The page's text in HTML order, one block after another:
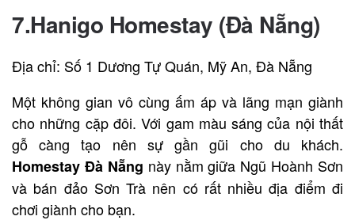
7.Hanigo Homestay (Đà Nẵng)
Địa chỉ: Số 1 Dương Tự Quán, Mỹ An, Đà Nẵng
Một không gian vô cùng ấm áp và lãng mạn giành
cho những cặp đôi. Với gam màu sáng của nội thất
gỗ càng tạo nên sự gần gũi cho du khách.
Homestay Đà Nẵng này nằm giữa Ngũ Hoành Sơn
và bán đảo Sơn Trà nên có rất nhiều địa điểm đi
chơi giành cho bạn.